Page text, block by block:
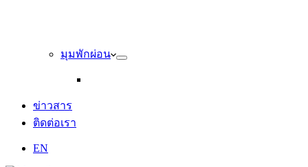
มุมพักผ่อน
ข่าวสาร
ติดต่อเรา
EN